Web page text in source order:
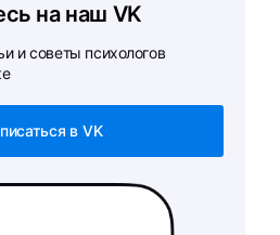
на наш VK
и советы психологов
в VK